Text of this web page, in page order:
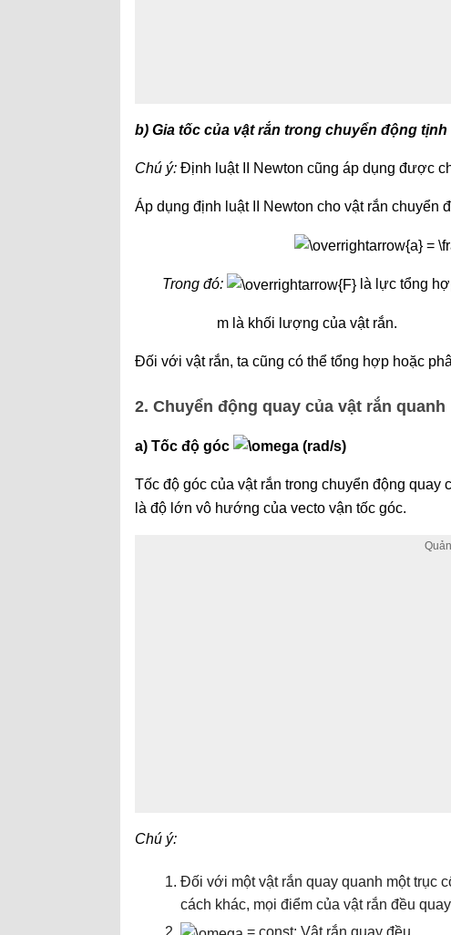
b) Gia tốc của vật rắn trong chuyển động tịnh
Chú ý: Định luật II Newton cũng áp dụng được
Áp dụng định luật II Newton cho vật rắn chuyển
Trong đó: là lực tổng
m là khối lượng của vật rắn.
Đối với vật rắn, ta cũng có thể tổng hợp hoặc
2. Chuyển động quay của vật rắn
a) Tốc độ góc (rad/s)
Tốc độ góc của vật rắn trong chuyển động quay
là độ lớn vô hướng của vecto vận tốc góc.
Chú ý:
Đối với một vật rắn quay quanh một trục
cách khác, mọi điểm của vật rắn đều